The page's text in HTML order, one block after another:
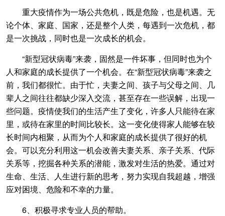
重大疫情作为一场公共危机，既是危险，也是机遇。无
论个体、家庭、国家，还是整个人类，每遇到一次危机，都
是一次挑战，同时也是一次成长的机会。
“新型冠状病毒”来袭，固然是一件坏事，但同时也为个
人和家庭的成长提供了一个机会。在“新型冠状病毒”来袭之
前，我们都很忙。由于忙，夫妻之间、孩子与父母之间、几
辈人之间往往都缺少深入交流，甚至存在一些误解，出现一
些问题。疫情使我们的生活产生了变化，许多人只能待在家
里，或待在家里的时间比较长。这一变化使得家人能够在较
长时间内相聚，从而为个人和家庭的成长提供了很好的机
会。可以充分利用这一机会改善夫妻关系、亲子关系、代际
关系等，挖掘各种关系的潜能，激发对生活的热爱。通过对
生命、生活、人生进行新的思考，努力实现自我超越，增强
应对困境、危险和不幸的力量。
6、积极寻求专业人员的帮助。